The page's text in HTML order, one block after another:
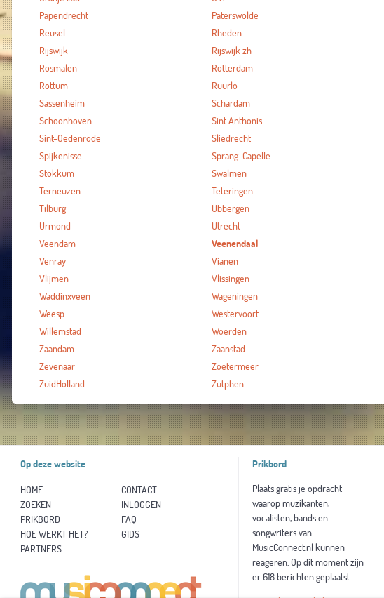
Papendrecht
Paterswolde
Reusel
Rheden
Rijswijk
Rijswijk zh
Rosmalen
Rotterdam
Rottum
Ruurlo
Sassenheim
Schardam
Schoonhoven
Sint Anthonis
Sint-Oedenrode
Sliedrecht
Spijkenisse
Sprang-Capelle
Stokkum
Swalmen
Terneuzen
Teteringen
Tilburg
Ubbergen
Urmond
Utrecht
Veendam
Veenendaal
Venray
Vianen
Vlijmen
Vlissingen
Waddinxveen
Wageningen
Weesp
Westervoort
Willemstad
Woerden
Zaandam
Zaanstad
Zevenaar
Zoetermeer
ZuidHolland
Zutphen
Op deze website
HOME
CONTACT
ZOEKEN
INLOGGEN
PRIKBORD
FAQ
HOE WERKT HET?
GIDS
PARTNERS
Prikbord
Plaats gratis je opdracht
waarop muzikanten,
vocalisten, bands en
songwriters van
MusicConnect.nl kunnen
reageren. Op dit moment zijn
er 618 berichten geplaatst.